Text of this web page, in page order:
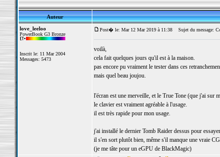
Auteur
love_leeloo
PowerBook G3 Bronze
Inscrit le: 11 Mar 2004
Messages: 5473
Post� le: Mar 12 Mar 2019 à 11:38 Sujet du message:
voilà,
cela fait quelques jours qu'il est à la maison.
pas encore pu vraiment le tester dans ces
mais quel beau joujou.
l'écran est une merveille, et le True Tone (que j'ai sur
le clavier est vraiment agréable à l'usage.
il est très rapide pour mon usage.
j'ai installé le dernier Tomb Raider dessus pour
il s'en sort plutôt bien, même s'il manque une vraie
(je me tâte pour un eGPU de BlackMagic)